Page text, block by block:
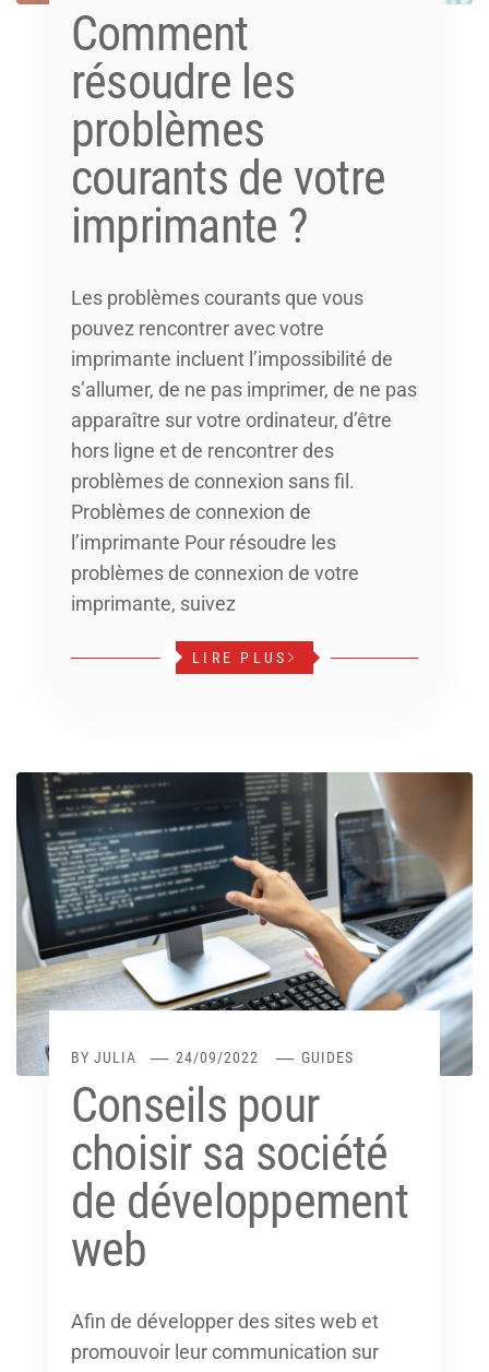
Comment
résoudre les
problèmes
courants de votre
imprimante ?
Les problèmes courants que vous
pouvez rencontrer avec votre
imprimante incluent l’impossibilité de
s’allumer, de ne pas imprimer, de ne pas
apparaître sur votre ordinateur, d’être
hors ligne et de rencontrer des
problèmes de connexion sans fil.
Problèmes de connexion de
l’imprimante Pour résoudre les
problèmes de connexion de votre
imprimante, suivez
LIRE PLUS
BY JULIA 24/09/2022 GUIDES
Conseils pour
choisir sa société
de développement
web
Afin de développer des sites web et
promouvoir leur communication sur